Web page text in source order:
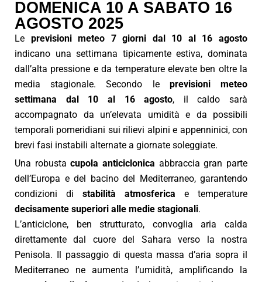
DOMENICA 10 A SABATO 16
AGOSTO 2025
Le previsioni meteo 7 giorni dal 10 al 16 agosto
indicano una settimana tipicamente estiva, dominata
dall’alta pressione e da temperature elevate ben oltre la
media stagionale. Secondo le previsioni meteo
settimana dal 10 al 16 agosto, il caldo sarà
accompagnato da un’elevata umidità e da possibili
temporali pomeridiani sui rilievi alpini e appenninici, con
brevi fasi instabili alternate a giornate soleggiate.
Una robustacupola anticiclonica abbraccia gran parte
dell’Europa e del bacino del Mediterraneo, garantendo
condizioni di stabilità atmosferica e temperature
decisamente superiori alle medie stagionali.
L’anticiclone, ben strutturato, convoglia aria calda
direttamente dal cuore del Sahara verso la nostra
Penisola. Il passaggio di questa massa d’aria sopra il
Mediterraneo ne aumenta l’umidità, amplificando la